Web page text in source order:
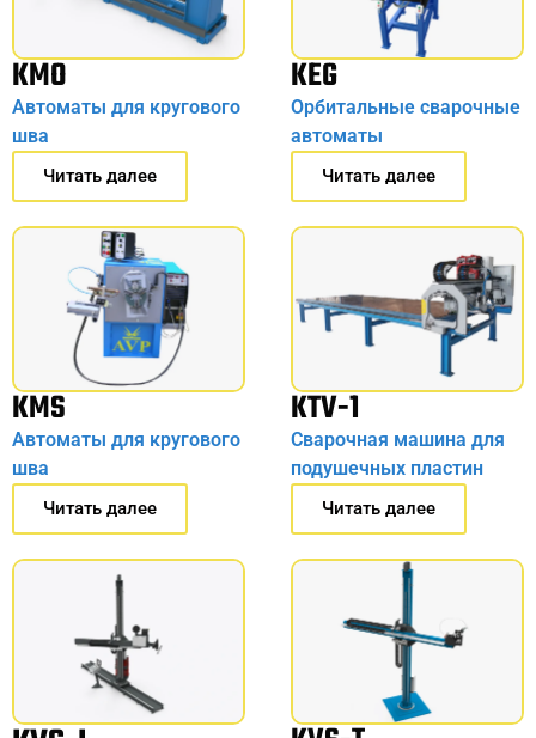
KMO
Автоматы для кругового
шва
Читать далее
KEG
Орбитальные сварочные
автоматы
Читать далее
KMS
Автоматы для кругового
шва
Читать далее
KTV-1
Сварочная машина для
подушечных пластин
Читать далее